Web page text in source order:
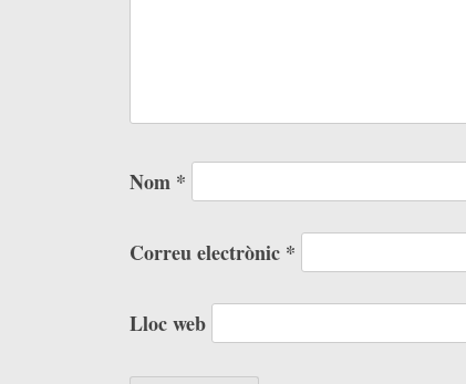
Nom *
Correu electrònic *
Lloc web